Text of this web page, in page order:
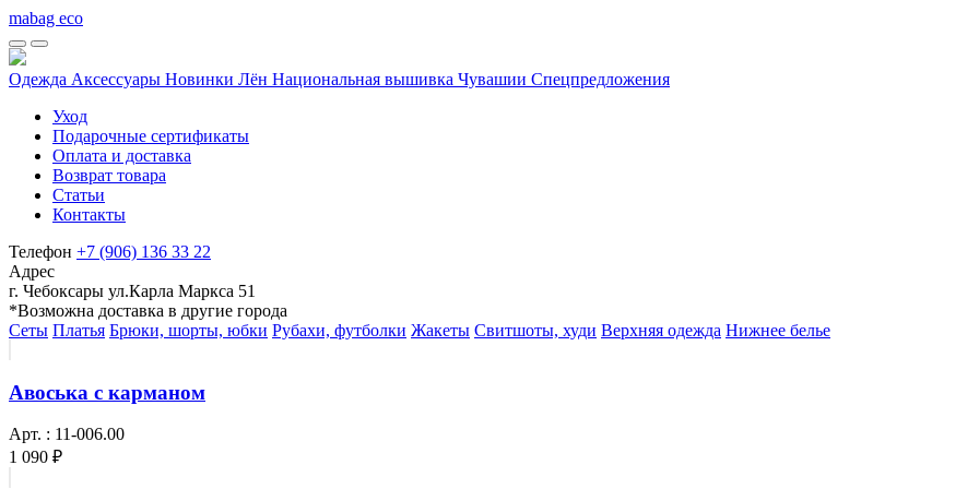
mabag eco
Одежда Аксессуары Новинки Лён Национальная вышивка Чувашии Спецпредложения
Уход
Подарочные сертификаты
Оплата и доставка
Возврат товара
Статьи
Контакты
Телефон +7 (906) 136 33 22
Адрес
г. Чебоксары ул.Карла Маркса 51
*Возможна доставка в другие города
Сеты Платья Брюки, шорты, юбки Рубахи, футболки Жакеты Свитшоты, худи Верхняя одежда Нижнее белье
Авоська с карманом
Арт. : 11-006.00
1 090 ₽